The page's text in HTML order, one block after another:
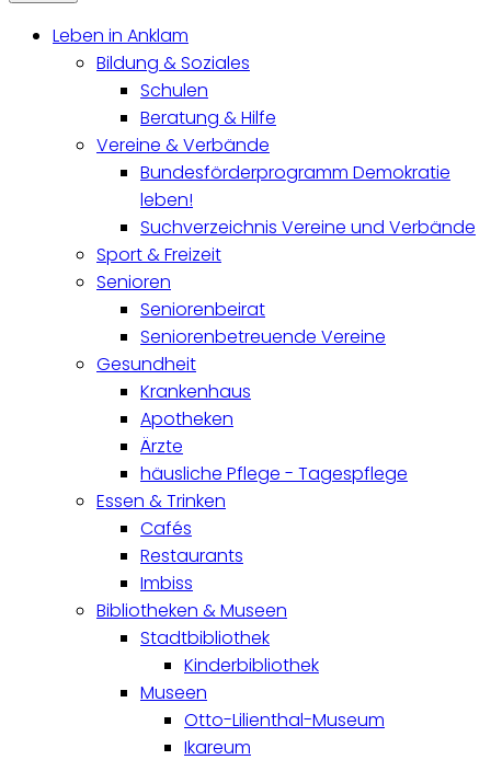
Leben in Anklam
Bildung & Soziales
Schulen
Beratung & Hilfe
Vereine & Verbände
Bundesförderprogramm Demokratie
leben!
Suchverzeichnis Vereine und Verbände
Sport & Freizeit
Senioren
Seniorenbeirat
Seniorenbetreuende Vereine
Gesundheit
Krankenhaus
Apotheken
Ärzte
häusliche Pflege - Tagespflege
Essen & Trinken
Cafés
Restaurants
Imbiss
Bibliotheken & Museen
Stadtbibliothek
Kinderbibliothek
Museen
Otto-Lilienthal-Museum
Ikareum